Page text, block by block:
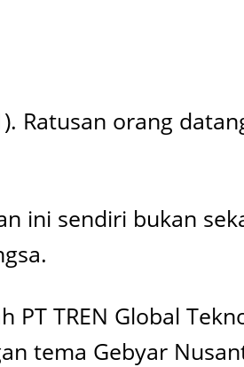
Ratusan orang
ini sendiri bukan
TREN Global
tema Gebyar